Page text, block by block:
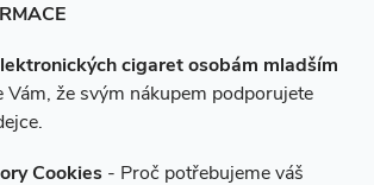
cigaret osobám mladším
Vám, že svým nákupem podporujete
Cookies - Proč potřebujeme váš